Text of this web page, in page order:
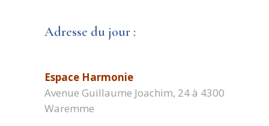
Adresse du jour :
Espace Harmonie
Avenue Guillaume Joachim, 24 à 4300
Waremme